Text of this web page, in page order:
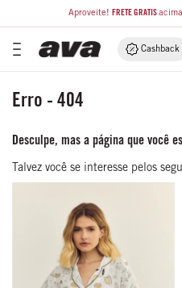
Aproveite! FRETE GRÁTIS
Cashback
Erro - 404
Desculpe, mas a página que você
Talvez você se interesse pelos